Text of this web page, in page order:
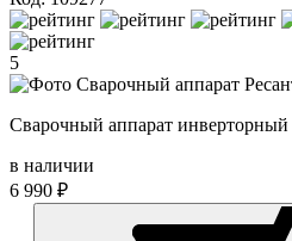
5
Сварочный аппарат инверторный
в наличии
6 990 ₽